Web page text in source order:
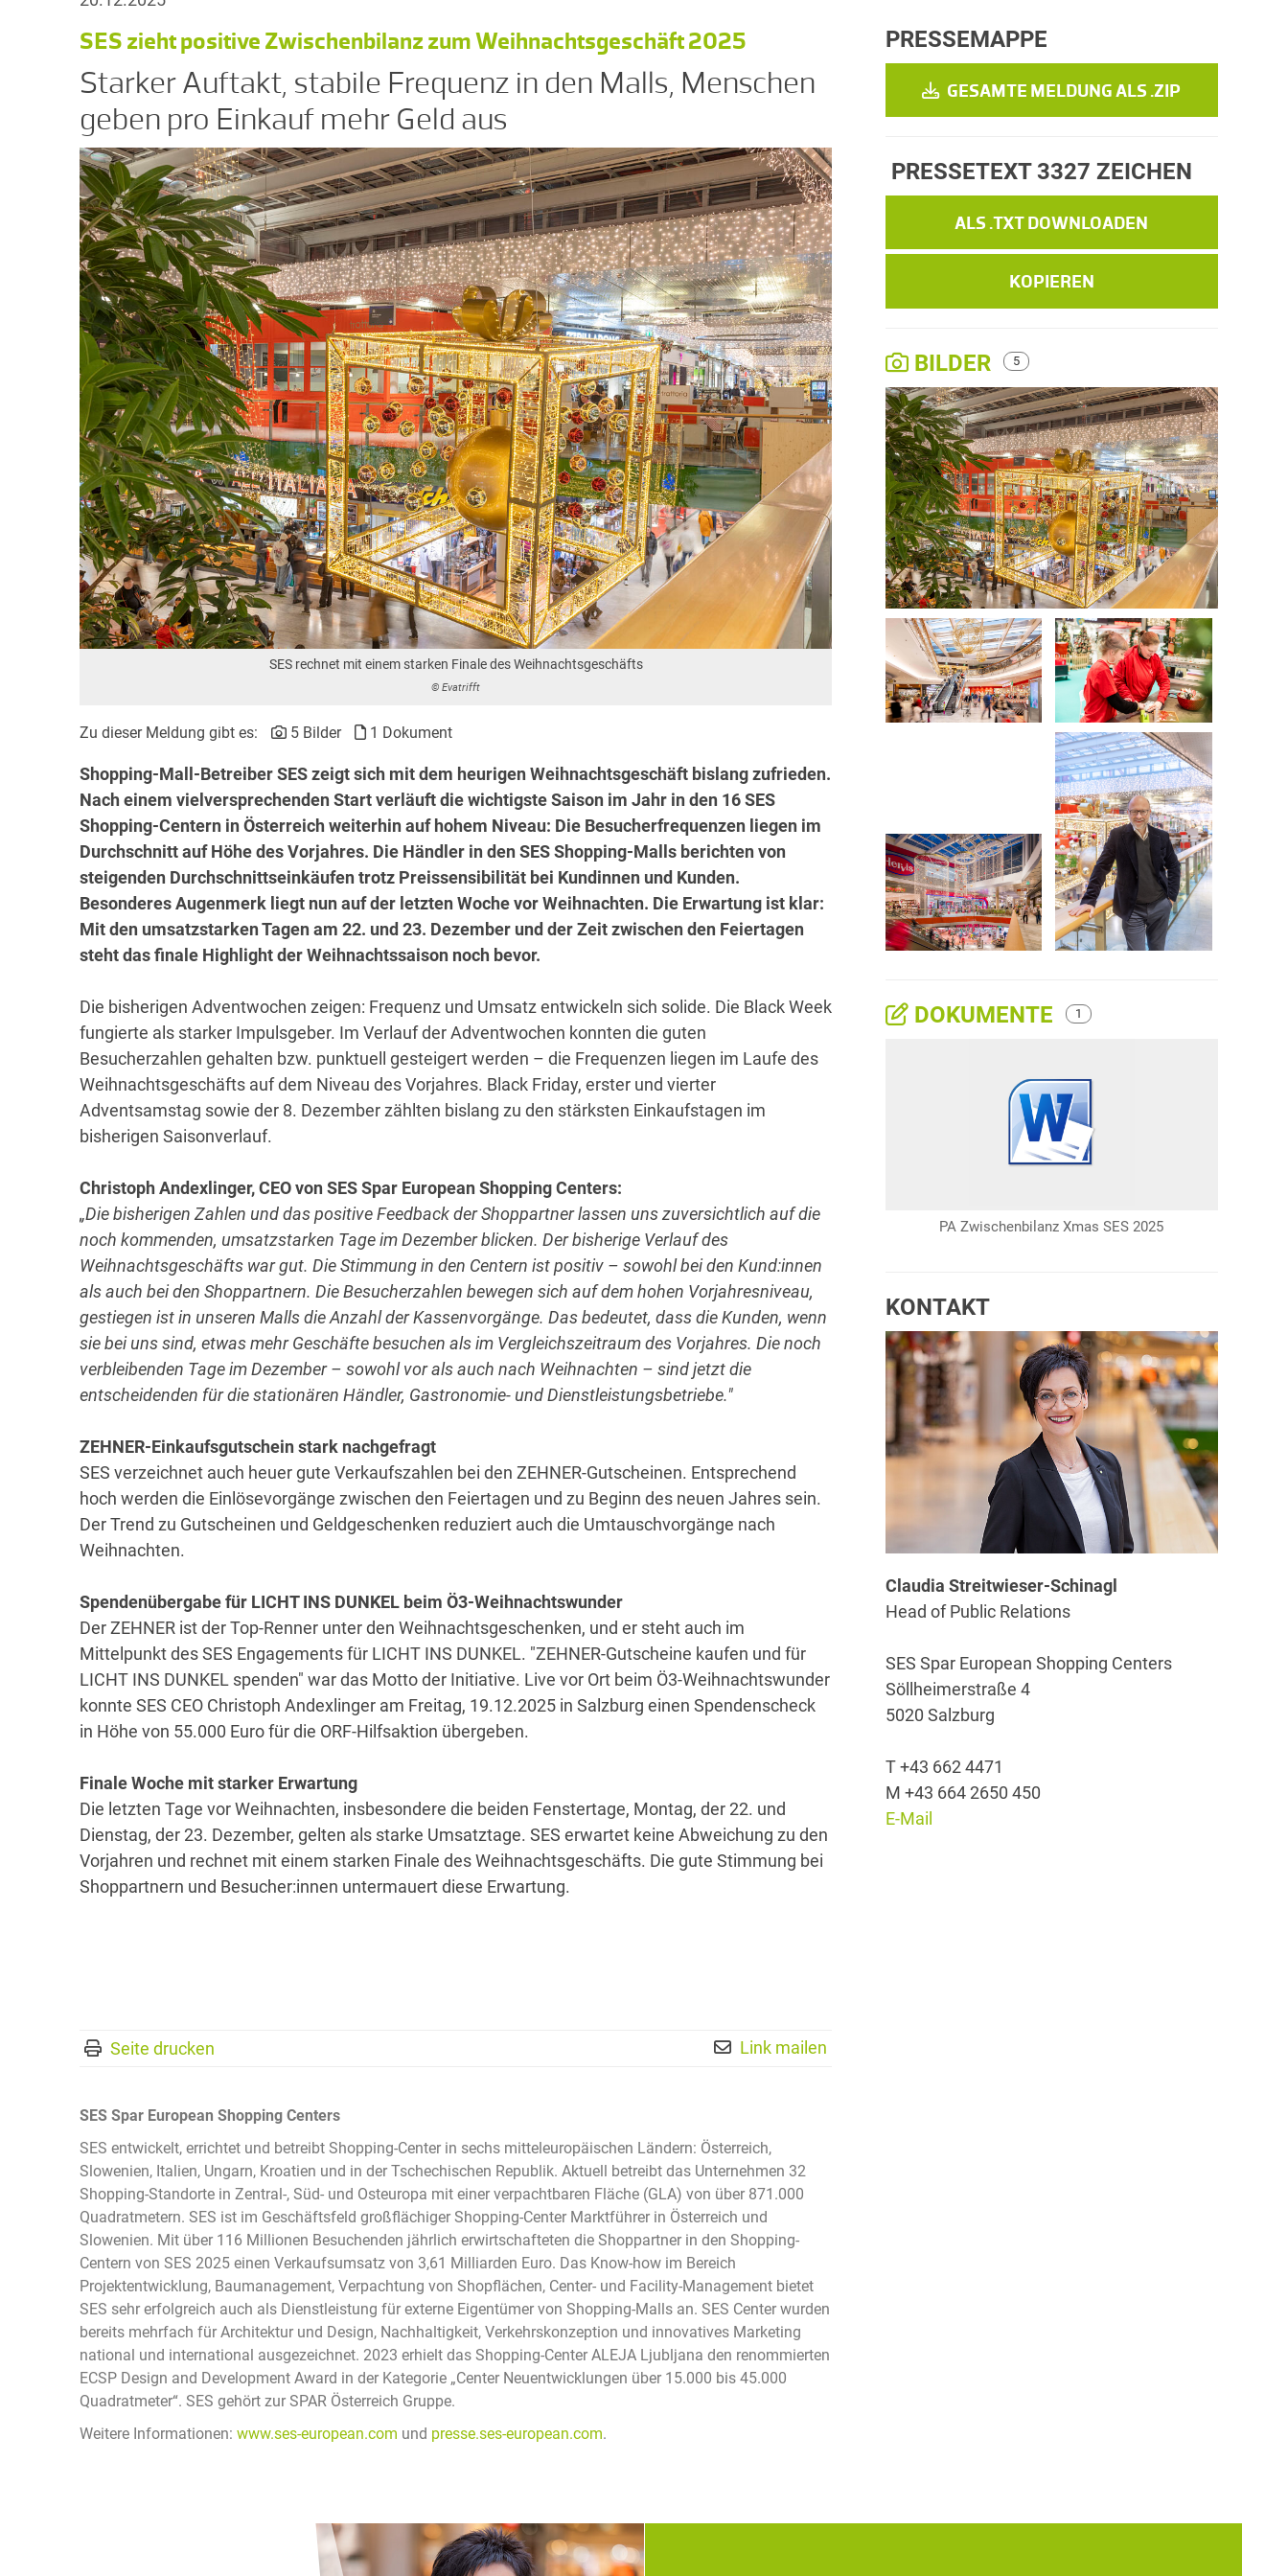
SES zieht positive Zwischenbilanz zum Weihnachtsgeschäft 2025
Starker Auftakt, stabile Frequenz in den Malls, Menschen
geben pro Einkauf mehr Geld aus
SES rechnet mit einem starken Finale des Weihnachtsgeschäfts
© Evatrifft
Zu dieser Meldung gibt es: 5 Bilder 1 Dokument
Shopping-Mall-Betreiber SES zeigt sich mit dem heurigen Weihnachtsgeschäft bislang zufrieden.
Nach einem vielversprechenden Start verläuft die wichtigste Saison im Jahr in den 16 SES
Shopping-Centern in Österreich weiterhin auf hohem Niveau: Die Besucherfrequenzen liegen im
Durchschnitt auf Höhe des Vorjahres. Die Händler in den SES Shopping-Malls berichten von
steigenden Durchschnittseinkäufen trotz Preissensibilität bei Kundinnen und Kunden.
Besonderes Augenmerk liegt nun auf der letzten Woche vor Weihnachten. Die Erwartung ist klar:
Mit den umsatzstarken Tagen am 22. und 23. Dezember und der Zeit zwischen den Feiertagen
steht das finale Highlight der Weihnachtssaison noch bevor.
Die bisherigen Adventwochen zeigen: Frequenz und Umsatz entwickeln sich solide. Die Black Week
fungierte als starker Impulsgeber. Im Verlauf der Adventwochen konnten die guten
Besucherzahlen gehalten bzw. punktuell gesteigert werden – die Frequenzen liegen im Laufe des
Weihnachtsgeschäfts auf dem Niveau des Vorjahres. Black Friday, erster und vierter
Adventsamstag sowie der 8. Dezember zählten bislang zu den stärksten Einkaufstagen im
bisherigen Saisonverlauf.
Christoph Andexlinger, CEO von SES Spar European Shopping Centers:
„Die bisherigen Zahlen und das positive Feedback der Shoppartner lassen uns zuversichtlich auf die
noch kommenden, umsatzstarken Tage im Dezember blicken. Der bisherige Verlauf des
Weihnachtsgeschäfts war gut. Die Stimmung in den Centern ist positiv – sowohl bei den Kund:innen
als auch bei den Shoppartnern. Die Besucherzahlen bewegen sich auf dem hohen Vorjahresniveau,
gestiegen ist in unseren Malls die Anzahl der Kassenvorgänge. Das bedeutet, dass die Kunden, wenn
sie bei uns sind, etwas mehr Geschäfte besuchen als im Vergleichszeitraum des Vorjahres. Die noch
verbleibenden Tage im Dezember – sowohl vor als auch nach Weihnachten – sind jetzt die
entscheidenden für die stationären Händler, Gastronomie- und Dienstleistungsbetriebe."
ZEHNER-Einkaufsgutschein stark nachgefragt
SES verzeichnet auch heuer gute Verkaufszahlen bei den ZEHNER-Gutscheinen. Entsprechend
hoch werden die Einlösevorgänge zwischen den Feiertagen und zu Beginn des neuen Jahres sein.
Der Trend zu Gutscheinen und Geldgeschenken reduziert auch die Umtauschvorgänge nach
Weihnachten.
Spendenübergabe für LICHT INS DUNKEL beim Ö3-Weihnachtswunder
Der ZEHNER ist der Top-Renner unter den Weihnachtsgeschenken, und er steht auch im
Mittelpunkt des SES Engagements für LICHT INS DUNKEL. "ZEHNER-Gutscheine kaufen und für
LICHT INS DUNKEL spenden" war das Motto der Initiative. Live vor Ort beim Ö3-Weihnachtswunder
konnte SES CEO Christoph Andexlinger am Freitag, 19.12.2025 in Salzburg einen Spendenscheck
in Höhe von 55.000 Euro für die ORF-Hilfsaktion übergeben.
Finale Woche mit starker Erwartung
Die letzten Tage vor Weihnachten, insbesondere die beiden Fenstertage, Montag, der 22. und
Dienstag, der 23. Dezember, gelten als starke Umsatztage. SES erwartet keine Abweichung zu den
Vorjahren und rechnet mit einem starken Finale des Weihnachtsgeschäfts. Die gute Stimmung bei
Shoppartnern und Besucher:innen untermauert diese Erwartung.
Seite drucken Link mailen
SES Spar European Shopping Centers
SES entwickelt, errichtet und betreibt Shopping-Center in sechs mitteleuropäischen Ländern: Österreich,
Slowenien, Italien, Ungarn, Kroatien und in der Tschechischen Republik. Aktuell betreibt das Unternehmen 32
Shopping-Standorte in Zentral-, Süd- und Osteuropa mit einer verpachtbaren Fläche (GLA) von über 871.000
Quadratmetern. SES ist im Geschäftsfeld großflächiger Shopping-Center Marktführer in Österreich und
Slowenien. Mit über 116 Millionen Besuchenden jährlich erwirtschafteten die Shoppartner in den Shopping-
Centern von SES 2025 einen Verkaufsumsatz von 3,61 Milliarden Euro. Das Know-how im Bereich
Projektentwicklung, Baumanagement, Verpachtung von Shopflächen, Center- und Facility-Management bietet
SES sehr erfolgreich auch als Dienstleistung für externe Eigentümer von Shopping-Malls an. SES Center wurden
bereits mehrfach für Architektur und Design, Nachhaltigkeit, Verkehrskonzeption und innovatives Marketing
national und international ausgezeichnet. 2023 erhielt das Shopping-Center ALEJA Ljubljana den renommierten
ECSP Design and Development Award in der Kategorie „Center Neuentwicklungen über 15.000 bis 45.000
Quadratmeter“. SES gehört zur SPAR Österreich Gruppe.
Weitere Informationen: www.ses-european.com und presse.ses-european.com.
PRESSEMAPPE
GESAMTE MELDUNG ALS .ZIP
PRESSETEXT3327 ZEICHEN
ALS .TXT DOWNLOADEN
KOPIEREN
BILDER 5
DOKUMENTE 1
PA Zwischenbilanz Xmas SES 2025
KONTAKT
Claudia Streitwieser-Schinagl
Head of Public Relations
SES Spar European Shopping Centers
Söllheimerstraße 4
5020 Salzburg
T +43 662 4471
M +43 664 2650 450
E-Mail